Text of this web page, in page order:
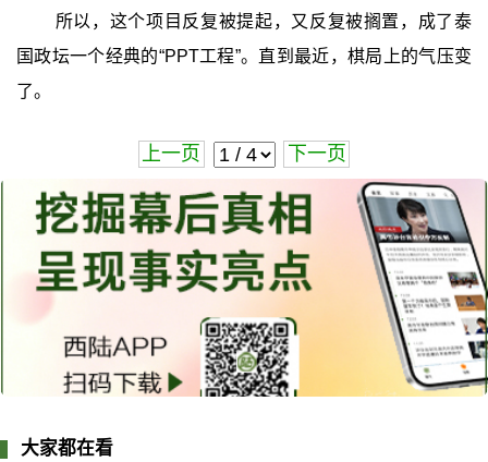
所以，这个项目反复被提起，又反复被搁置，成了泰
国政坛一个经典的“PPT工程”。直到最近，棋局上的气压变
了。
上一页 下一页
大家都在看